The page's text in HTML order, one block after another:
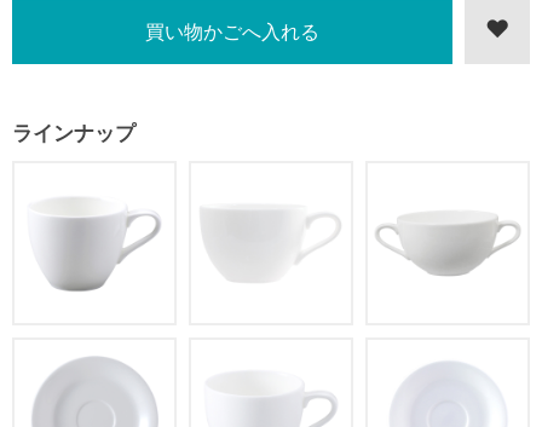
ラインナップ